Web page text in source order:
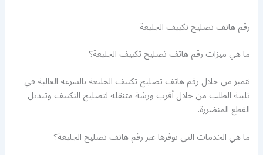
رقم هاتف تصليح تكييف الجليعة
ما هي ميزات رقم هاتف تصليح تكييف الجليعة؟
نتميز من خلال رقم هاتف تصليح تكييف الجليعة بالسرعة العالية في
تلبية الطلب من خلال أقرب ورشة متنقلة لتصليح التكييف وتبديل
القطع المتضررة.
ما هي الخدمات التي نوفرها عبر رقم هاتف تصليح الجليعة؟